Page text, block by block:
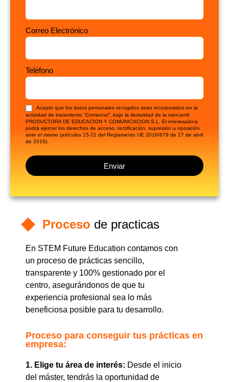
Correo Electrónico
Teléfono
Acepto que los datos personales recogidos sean incorporados en la
actividad de tratamiento “Comercial”, bajo la titularidad de la mercantil
PRODUCTORA DE EDUCACION Y COMUNICACION S.L. El interesado/a
podrá ejercer los derechos de acceso, rectificación, supresión u oposición
ante el mismo (artículos 15-21 del Reglamento UE 2016/679 de 27 de abril
de 2016).
Enviar
Proceso de practicas
En STEM Future Education contamos con
un proceso de prácticas sencillo,
transparente y 100% gestionado por el
centro, asegurándonos de que tu
experiencia profesional sea lo más
beneficiosa posible para tu desarrollo.
Proceso para conseguir tus prácticas en
empresa:
1. Elige tu área de interés: Desde el inicio
del máster, tendrás la oportunidad de